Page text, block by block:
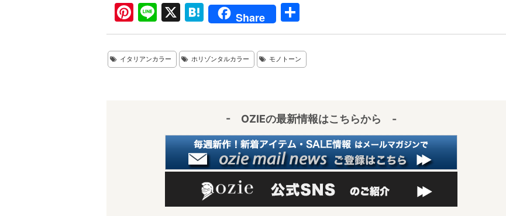
Pi
nt
er
e
Li
n
e
X
H
at
e
n
Share
有
イタリアンカラー ホリゾンタルカラー モノトーン
- OZIEの最新情報はこちらから -